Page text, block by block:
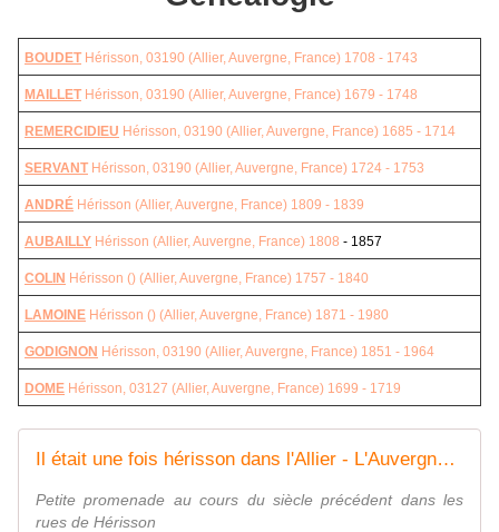
BOUDETHérisson, 03190 (Allier, Auvergne, France) 1708 - 1743
MAILLETHérisson, 03190 (Allier, Auvergne, France) 1679 - 1748
REMERCIDIEU Hérisson, 03190 (Allier, Auvergne, France) 1685 - 1714
SERVANTHérisson, 03190 (Allier, Auvergne, France) 1724 - 1753
ANDRÉ Hérisson (Allier, Auvergne, France) 1809 - 1839
AUBAILLY Hérisson (Allier, Auvergne, France) 1808 - 1857
COLIN Hérisson () (Allier, Auvergne, France) 1757 - 1840
LAMOINE Hérisson () (Allier, Auvergne, France) 1871 - 1980
GODIGNON Hérisson, 03190 (Allier, Auvergne, France) 1851 - 1964
DOME Hérisson, 03127 (Allier, Auvergne, France) 1699 - 1719
Il était une fois hérisson dans l'Allier - L'Auvergne Vue par Papou Poustache
Petite promenade au cours du siècle précédent dans les
rues de Hérisson